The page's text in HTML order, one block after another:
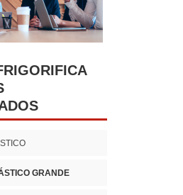
GRANDE